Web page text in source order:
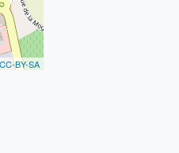
CC-BY-SA